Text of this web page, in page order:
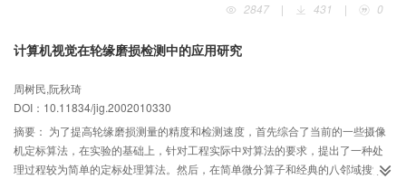
2847
| 431 | 0
计算机视觉在轮缘磨损检测中的应用研究
周树民,阮秋琦
DOI：10.11834/jig.2002010330
摘要： 为了提高轮缘磨损测量的精度和检测速度，首先综合了当前的一些摄像
机定标算法，在实验的基础上，针对工程实际中对算法的要求，提出了一种处
理过程较为简单的定标处理算法。然后，在简单微分算子和经典的八邻域搜索